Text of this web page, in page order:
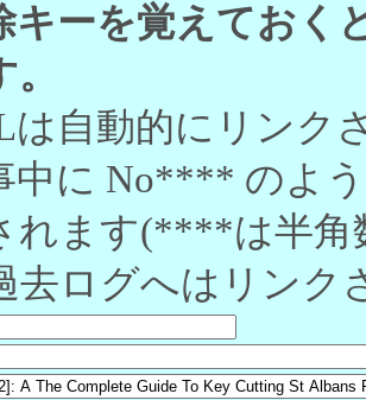
キーを覚えておく
は自動的にリンク
中に No**** のよ
れます(****は半角
去ログへはリンク